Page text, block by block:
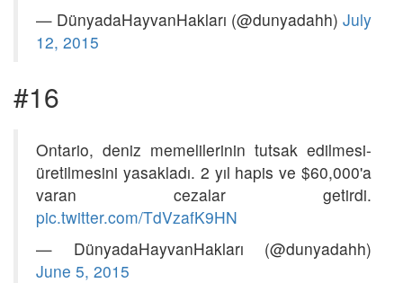
— DünyadaHayvanHakları (@dunyadahh) July
12, 2015
#16
Ontario, deniz memelilerinin tutsak edilmesi-
üretilmesini yasakladı. 2 yıl hapis ve $60,000'a
varan cezalar getirdi.
pic.twitter.com/TdVzafK9HN
— DünyadaHayvanHakları (@dunyadahh)
June 5, 2015